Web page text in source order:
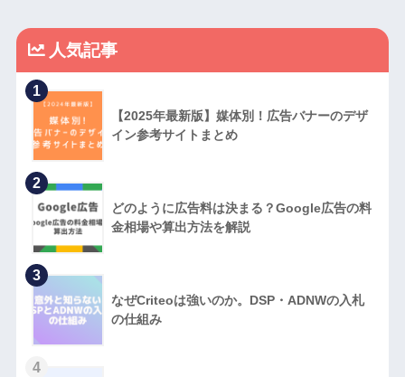
人気記事
1
【2025年最新版】媒体別！広告バナーのデザ
イン参考サイトまとめ
2
どのように広告料は決まる？Google広告の料
金相場や算出方法を解説
3
なぜCriteoは強いのか。DSP・ADNWの入札
の仕組み
4